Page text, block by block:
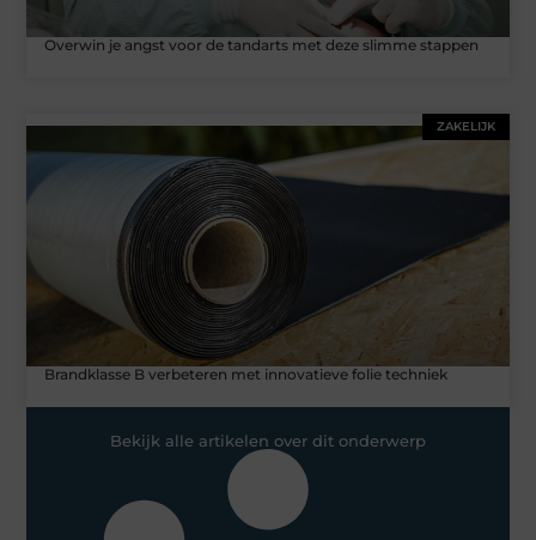
Overwin je angst voor de tandarts met deze slimme stappen
ZAKELIJK
Brandklasse B verbeteren met innovatieve folie techniek
Bekijk alle artikelen over dit onderwerp